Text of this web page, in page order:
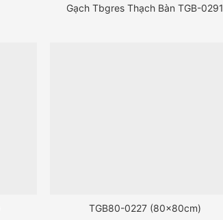
Gạch Tbgres Thạch Bàn TGB-0291
TGB80-0227 (80x80cm)